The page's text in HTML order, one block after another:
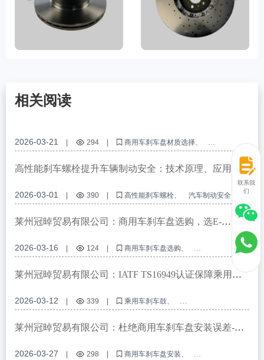
相关阅读
2026-03-21 | 294 |
商用车刹车盘材质选择
GG20灰铁刹车盘
刹车盘防锈处理
商用车制动安全
刹车盘国际认证
高性能刹车螺栓提升车辆制动安全：技术原理、应用场
2026-03-01 | 390 | 高性能刹车螺栓
汽车制动安全
刹车螺栓抗衰退
认证体系 防锈包装
莱州冠晫贸易有限公司：商用车刹车盘选购，选E-
2026-03-16 | 124 |
商用车刹车盘选购
E-MARK R90认证刹车盘
高性能刹车系统
高碳灰铸铁刹车盘
刹车盘维护
莱州冠晫贸易有限公司：IATF TS16949认证保障乘用车
2026-03-12 | 339 |
乘用车刹车鼓
IATF TS16949认证
R90 E - mark认证
刹车鼓质量控制
刹车鼓国际市场准入
莱州冠晫贸易有限公司：杜绝商用车刹车盘安装误差-精
2026-03-27 | 298 |
商用车刹车盘安装
联系我
们